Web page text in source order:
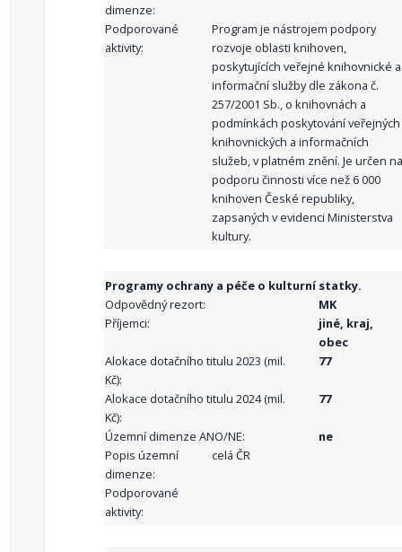
dimenze:
Podporované
aktivity:
Program je nástrojem podpory
rozvoje oblasti knihoven,
poskytujících veřejné knihovnické a
informační služby dle zákona č.
257/2001 Sb., o knihovnách a
podmínkách poskytování veřejných
knihovnických a informačních
služeb, v platném znění. Je určen na
podporu činnosti více než 6 000
knihoven České republiky,
zapsaných v evidenci Ministerstva
kultury.
Programy ochrany a péče o kulturní statky.
Odpovědný rezort:
MK
Příjemci:
jiné, kraj,
obec
Alokace dotačního titulu 2023 (mil.
Kč):
77
Alokace dotačního titulu 2024 (mil.
Kč):
77
Územní dimenze ANO/NE:
ne
Popis územní
dimenze:
celá ČR
Podporované
aktivity: